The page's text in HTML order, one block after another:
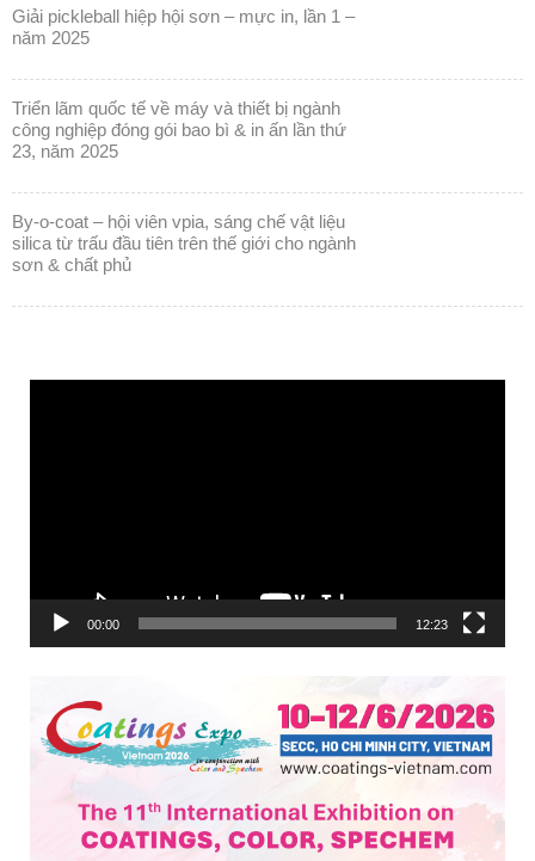
giải pickleball hiệp hội sơn – mực in, lần 1 –
năm 2025
triển lãm quốc tế về máy và thiết bị ngành
công nghiệp đóng gói bao bì & in ấn lần thứ
23, năm 2025
by-o-coat – hội viên vpia, sáng chế vật liệu
silica từ trấu đầu tiên trên thế giới cho ngành
sơn & chất phủ
00:00 12:23